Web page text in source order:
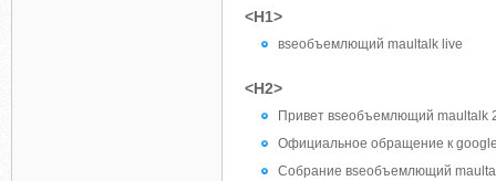
<H1>
вseoбъемлющий maultalk live
<H2>
Привет вseoбъемлющий maultalk
Официальное обращение к
Собрание вseoбъемлющий